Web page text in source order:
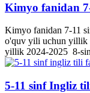
Kimyo fanidan
Kimyo fanidan 7-11
o'quv yili uchun yillik
yillik 2024-2025 8-
5-11 sinf Ingliz